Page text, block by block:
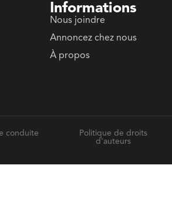
Informations
Nous joindre
Annoncez chez nous
À propos
conduite
Politique de droits
d'auteurs